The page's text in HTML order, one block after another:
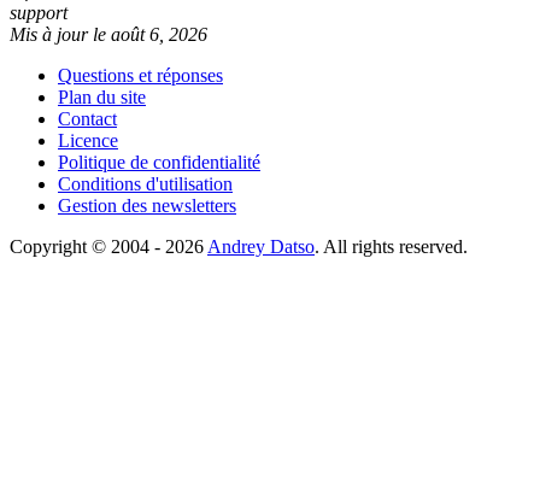
support
Mis à jour le août 6, 2026
Questions et réponses
Plan du site
Contact
Licence
Politique de confidentialité
Conditions d'utilisation
Gestion des newsletters
Copyright © 2004 - 2026Andrey Datso. All rights reserved.